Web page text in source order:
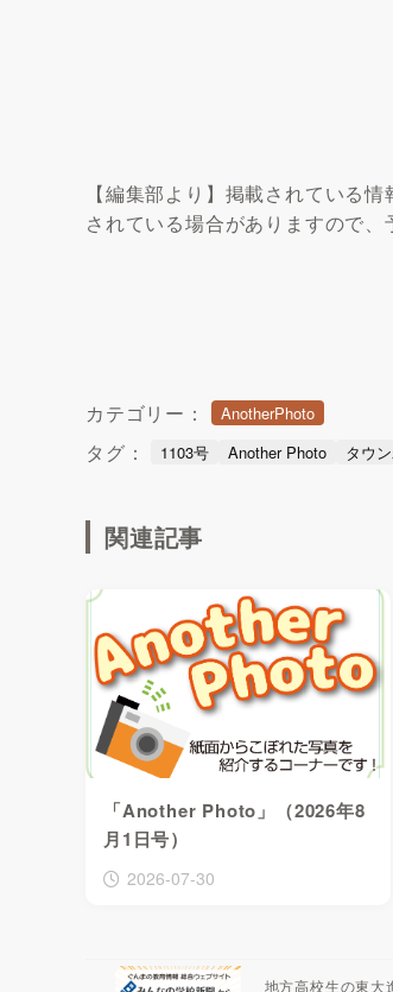
【編集部より】掲載されている
されている場合がありますので、
カテゴリー： AnotherPhoto
タグ： 1103号 Another Photo タウ
関連記事
「Another Photo」（2026年8
月1日号）
2026-07-30
地方高校生の東大